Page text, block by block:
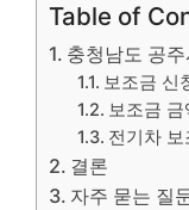
Table of
충청남도 공
보조금 신
보조금 금
전기차
결론
자주 묻는 질